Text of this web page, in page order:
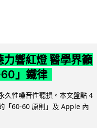
響紅燈 醫學界籲
」鐵律
久性噪音性聽損。本文盤點 4
「60-60 原則」及 Apple 內